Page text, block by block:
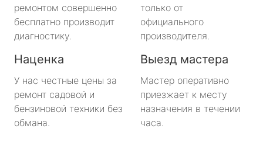
ремонтом совершенно
бесплатно производит
диагностику.
только от
официального
производителя.
Наценка
У нас честные цены за
ремонт садовой и
бензиновой техники без
обмана.
Выезд мастера
Мастер оперативно
приезжает к месту
назначения в течении
часа.